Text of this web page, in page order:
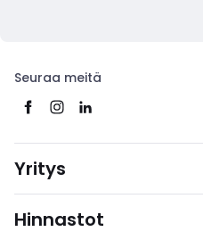
Seuraa meitä
Yritys
Hinnastot